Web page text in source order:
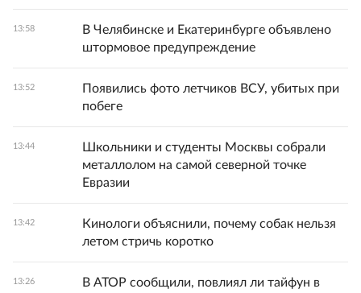
13:58
В Челябинске и Екатеринбурге объявлено
штормовое предупреждение
13:52
Появились фото летчиков ВСУ, убитых при
побеге
13:44
Школьники и студенты Москвы собрали
металлолом на самой северной точке
Евразии
13:42
Кинологи объяснили, почему собак нельзя
летом стричь коротко
13:26
В АТОР сообщили, повлиял ли тайфун в